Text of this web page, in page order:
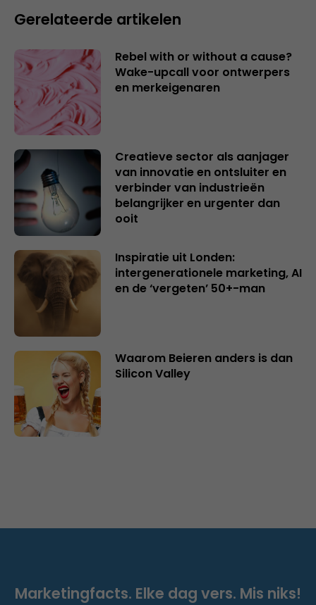
Gerelateerde artikelen
Rebel with or without a cause?
Wake-upcall voor ontwerpers
en merkeigenaren
Creatieve sector als aanjager
van innovatie en ontsluiter en
verbinder van industrieën
belangrijker en urgenter dan
ooit
Inspiratie uit Londen:
intergenerationele marketing, AI
en de ‘vergeten’ 50+-man
Waarom Beieren anders is dan
Silicon Valley
Marketingfacts. Elke dag vers. Mis niks!